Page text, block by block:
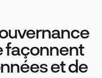
produit
façonnent
et de